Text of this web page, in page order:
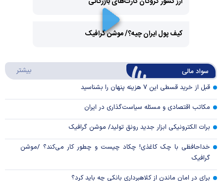
Video
کیف پول ایران چیه؟/ موشن گرافیک
سواد مالی بیشتر
قبل از خرید قسطی این ۷ هزینه پنهان را بشناسید
مکاتب اقتصادی و مسئله سیاست‌گذاری در ایران
برات الکترونیکی ابزار جدید رونق تولید/ موشن گرافیک
خداحافظی با چک کاغذی! چکاد چیست و چطور کار می‌کند؟ /موشن
گرافیک
برای در امان ماندن از کلاهبرداری بانکی چه باید کرد؟